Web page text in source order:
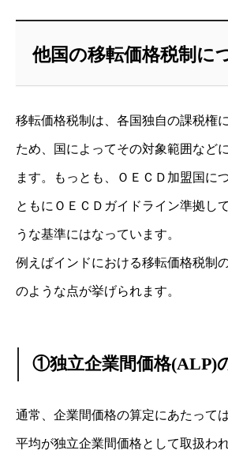
他国の移転価格税制に
移転価格税制は、各国独自の課税権
ため、国によってその対象範囲など
ます。もっとも、ＯＥＣＤ加盟国に
ともにＯＥＣＤガイドライン準拠し
うな基準にはなっています。
例えばインドにおける移転価格税制
のような点が挙げられます。
①独立企業間価格(ALP)
通常、企業間価格の算定にあたって
平均が独立企業間価格として取扱わ